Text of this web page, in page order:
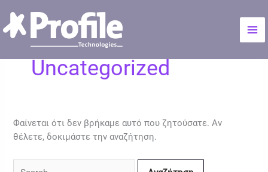
περιεχόμενο
Uncategorized
Φαίνεται ότι δεν βρήκαμε αυτό που ζητούσατε. Αν
θέλετε, δοκιμάστε την αναζήτηση.
για: